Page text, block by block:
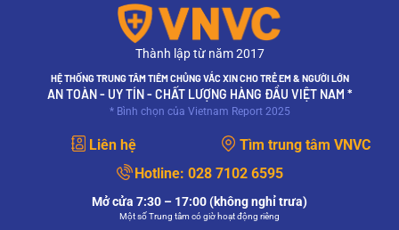
Thành lập từ năm 2017
HỆ THỐNG TRUNG TÂM TIÊM CHỦNG VẮC XIN CHO TRẺ EM & NGƯỜI LỚN
AN TOÀN - UY TÍN - CHẤT LƯỢNG HÀNG ĐẦU VIỆT NAM *
* Bình chọn của Vietnam Report 2025
Liên hệ
Tìm trung tâm VNVC
Hotline: 028 7102 6595
Mở cửa 7:30 – 17:00 (không nghỉ trưa)
Một số Trung tâm có giờ hoạt động riêng